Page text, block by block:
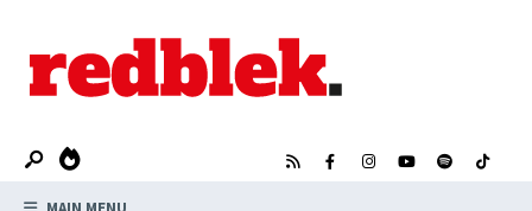
content